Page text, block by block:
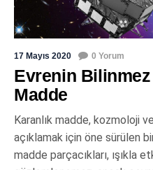
17 Mayıs 2020 0 Yorum
Evrenin
Madde
Karanlık madde, kozmoloji
açıklamak için öne sürülen
madde parçacıkları, ışıkla